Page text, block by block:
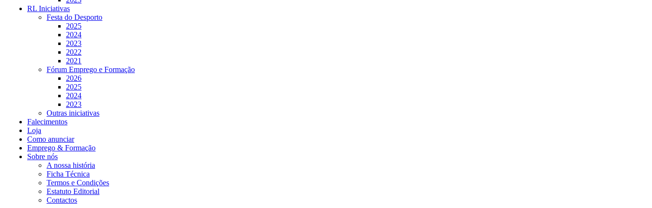
RL Iniciativas
Festa do Desporto
2025
2024
2023
2022
2021
Fórum Emprego e Formação
2026
2025
2024
2023
Outras iniciativas
Falecimentos
Loja
Como anunciar
Emprego & Formação
Sobre nós
A nossa história
Ficha Técnica
Termos e Condições
Estatuto Editorial
Contactos